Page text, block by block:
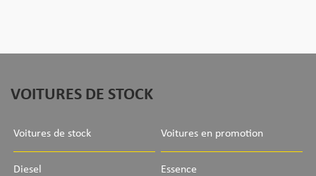
VOITURES DE STOCK
Voitures de stock Voitures en promotion
Diesel Essence